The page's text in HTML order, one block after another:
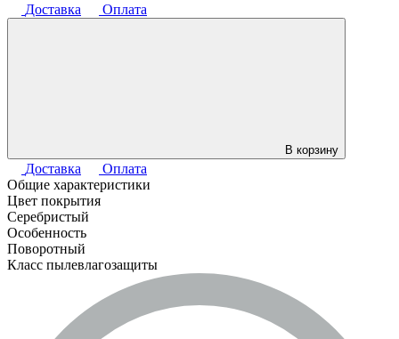
Доставка
Оплата
В корзину
Доставка
Оплата
Общие характеристики
Цвет покрытия
Серебристый
Особенность
Поворотный
Класс пылевлагозащиты